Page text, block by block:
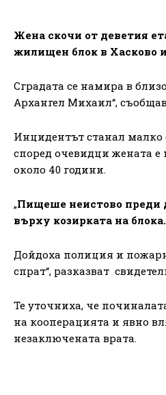
Жена скочи от деветия
жилищен блок в Хасково
Сградата се намира в
Архангел Михаил“,
Инцидентът станал малко
според очевидци жената е
около 40 години.
„Пищеше неистово преди
върху козирката на блока.
Дойдоха полиция и
спрат“, разказват
Те уточниха, че
на кооперацията и явно
незаключената врата.